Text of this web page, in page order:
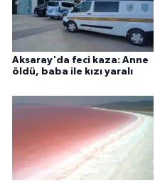
Aksaray'da feci kaza: Anne
öldü, baba ile kızı yaralı